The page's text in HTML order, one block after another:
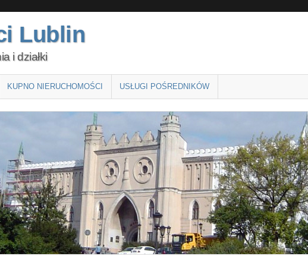
Lublin
i działki
KUPNO NIERUCHOMOŚCI USŁUGI POŚREDNIKÓW